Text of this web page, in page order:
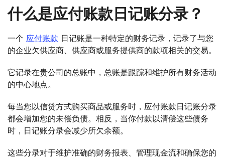
什么是应付账款日记账分录？
一个 应付账款 日记账是一种特定的财务记录，记录了与您
的企业欠供应商、供应商或服务提供商的款项相关的交易。
它记录在贵公司的总账中，总账是跟踪和维护所有财务活动
的中心地点。
每当您以信贷方式购买商品或服务时，应付账款日记账分录
都会增加您的未偿负债。相反，当你付款以清偿这些债务
时，日记账分录会减少所欠余额。
这些分录对于维护准确的财务报表、管理现金流和确保您的